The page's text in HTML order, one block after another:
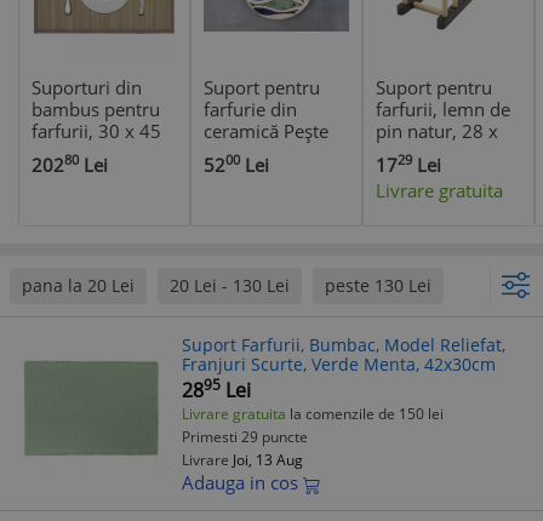
Suporturi din
bambus pentru
farfurii, 30 x 45
cm, maro
20280 Lei
Suport pentru
farfurie din
ceramică Pește
Albastru Turcoaz
5200 Lei
Suport pentru
farfurii, lemn de
pin natur, 28 x
10 x 9 cm
1729 Lei
Livrare gratuita
pana la 20 Lei 20 Lei - 130 Lei peste 130 Lei
Suport Farfurii, Bumbac, Model Reliefat,
Franjuri Scurte, Verde Menta, 42x30cm
2895 Lei
Livrare gratuita la comenzile de 150 lei
Primesti 29 puncte
Livrare Joi, 13 Aug
Adauga in cos